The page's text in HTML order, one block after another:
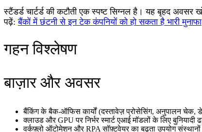
स्टैंडर्ड चार्टर्ड की कटौती एक स्पष्ट सिग्नल है। यह बृहद
पढ़ें:बैंकों में छंटनी से इन टेक कंपनियों को हो सकता है भारी मुनाफा
गहन विश्लेषण
बाज़ार और अवसर
बैंकिंग के बैक-ऑफिस कार्यों (दस्तावेज़ प्रोसेसिंग, अनुपालन चेक,
क्लाउड और GPU पर निर्भर स्मार्ट एआई मॉडलों के लिए बुनियादी
वर्कफ़्लो ऑटोमेशन और RPA सॉफ़्टवेयर का बढ़ता उपयोग